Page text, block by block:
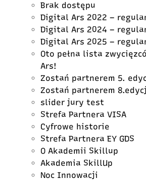
Brak dostępu
Digital Ars 2022 –
Digital Ars 2024 –
Digital Ars 2025 –
Oto pełna lista
Ars!
Zostań partnerem 5.
Zostań partnerem
slider jury test
Strefa Partnera VISA
Cyfrowe historie
Strefa Partnera EY GDS
O Akademii Skillup
Akademia SkillUp
Noc Innowacji